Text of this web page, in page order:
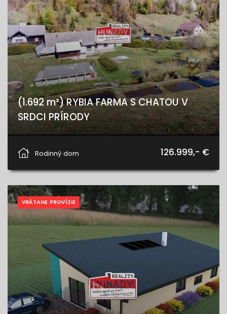
(1.692 m²) RYBIA FARMA S CHATOU V
SRDCI PRÍRODY
Rodinný dom
126.999,- €
VRÁTANE PROVÍZIE